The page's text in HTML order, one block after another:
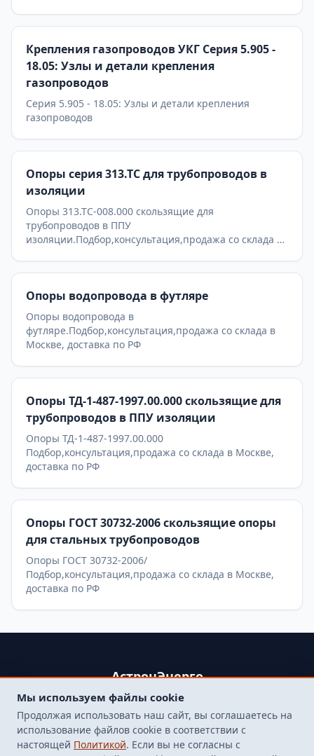
Крепления газопроводов УКГ Серия 5.905 -
18.05: Узлы и детали крепления
газопроводов
Серия 5.905 - 18.05: Узлы и детали крепления
газопроводов
Опоры серия 313.ТС для трубопроводов в
изоляции
Опоры 313.ТС-008.000 скользящие для
трубопроводов в ППУ
изоляции.Подбор,консультация,продажа со склада в
Опоры водопровода в футляре
Опоры водопровода в
футляре.Подбор,консультация,продажа со склада в
Москве, доставка по РФ
Опоры ТД-1-487-1997.00.000 скользящие для
трубопроводов в ППУ изоляции
Опоры ТД-1-487-1997.00.000
Подбор,консультация,продажа со склада в Москве,
доставка по РФ
Опоры ГОСТ 30732-2006 скользящие опоры
для стальных трубопроводов
Опоры ГОСТ 30732-2006/
Подбор,консультация,продажа со склада в Москве,
доставка по РФ
АстронЭнерго
+79250499357 , +74998417015
107564, г. Москва, пр-д Погонный, д. 1 к. 9, помещение 10Н.
Бесплатная доставка до терминала транспортной
компанией в Москве
Мы используем файлы cookie
Продолжая использовать наш сайт, вы соглашаетесь на
использование файлов cookie в соответствии с
настоящей Политикой. Если вы не согласны с